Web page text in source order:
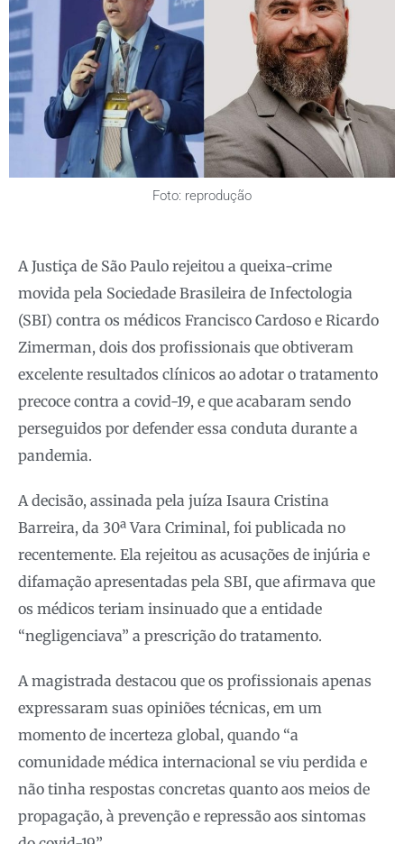
Foto: reprodução
A Justiça de São Paulo rejeitou a queixa-crime
movida pela Sociedade Brasileira de Infectologia
(SBI) contra os médicos Francisco Cardoso e Ricardo
Zimerman, dois dos profissionais que obtiveram
excelente resultados clínicos ao adotar o tratamento
precoce contra a covid-19, e que acabaram sendo
perseguidos por defender essa conduta durante a
pandemia.
A decisão, assinada pela juíza Isaura Cristina
Barreira, da 30ª Vara Criminal, foi publicada no
recentemente. Ela rejeitou as acusações de injúria e
difamação apresentadas pela SBI, que afirmava que
os médicos teriam insinuado que a entidade
“negligenciava” a prescrição do tratamento.
A magistrada destacou que os profissionais apenas
expressaram suas opiniões técnicas, em um
momento de incerteza global, quando “a
comunidade médica internacional se viu perdida e
não tinha respostas concretas quanto aos meios de
propagação, à prevenção e repressão aos sintomas